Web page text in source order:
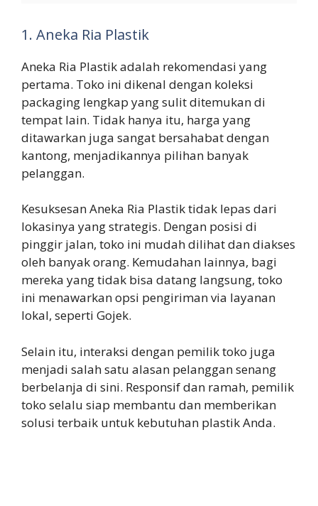
1. Aneka Ria Plastik
Aneka Ria Plastik adalah rekomendasi yang
pertama. Toko ini dikenal dengan koleksi
packaging lengkap yang sulit ditemukan di
tempat lain. Tidak hanya itu, harga yang
ditawarkan juga sangat bersahabat dengan
kantong, menjadikannya pilihan banyak
pelanggan.
Kesuksesan Aneka Ria Plastik tidak lepas dari
lokasinya yang strategis. Dengan posisi di
pinggir jalan, toko ini mudah dilihat dan diakses
oleh banyak orang. Kemudahan lainnya, bagi
mereka yang tidak bisa datang langsung, toko
ini menawarkan opsi pengiriman via layanan
lokal, seperti Gojek.
Selain itu, interaksi dengan pemilik toko juga
menjadi salah satu alasan pelanggan senang
berbelanja di sini. Responsif dan ramah, pemilik
toko selalu siap membantu dan memberikan
solusi terbaik untuk kebutuhan plastik Anda.